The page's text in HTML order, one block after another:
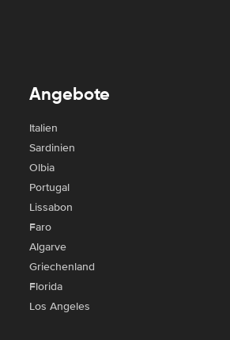
Angebote
Italien
Sardinien
Olbia
Portugal
Lissabon
Faro
Algarve
Griechenland
Florida
Los Angeles